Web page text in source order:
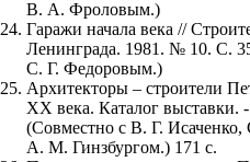
В. А. Фроловым.)
Гаражи начала века //
Ленинграда. 1981. № 10. С.
С. Г. Федоровым.)
Архитекторы – строители
XX века. Каталог
(Совместно с В. Г.
А. М. Гинзбургом.) 171 с.